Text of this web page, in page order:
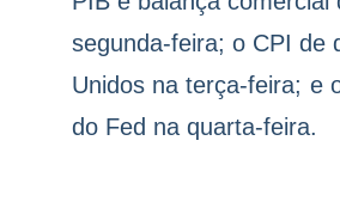
segunda-feira; o CPI de
Unidos na terça-feira; e
do Fed na quarta-feira.